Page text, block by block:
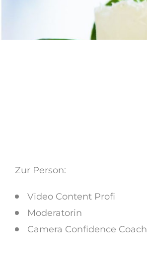
Zur Person:
Video Content Profi
Moderatorin
Camera Confidence Coach